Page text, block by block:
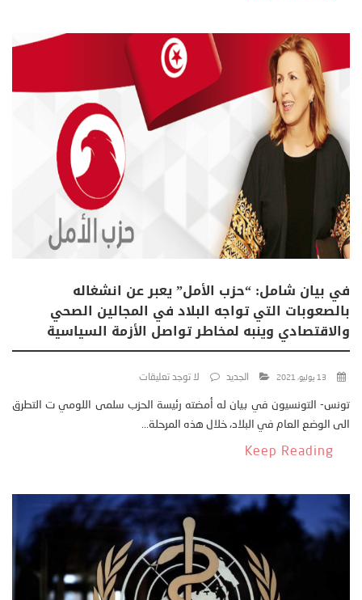
في بيان شامل: “حزب الأمل” يعبر عن انشغاله
بالصعوبات التي تواجه البلاد في المجالين الصحي
والاقتصادي وينبه لمخاطر تواصل الأزمة السياسية
13 يوليو، 2021 الجديد لا توجد تعليقات
تونس- التونسيون في بيان له أمضته رئيسة الحزب سلمى اللومي ت التطرق
الى الوضع العام في البلاد، خلال هذه المرحلة...
Keep Reading